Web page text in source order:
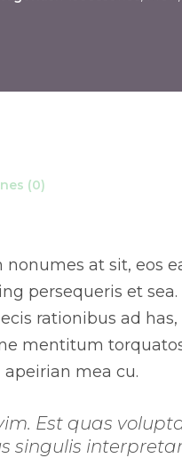
(0)
at sit, eos
persequeris et
rationibus ad
mentitum
mea cu.
Est quas
singulis